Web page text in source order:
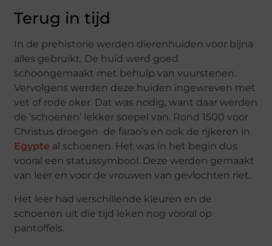
Terug in tijd
In de prehistorie werden dierenhuiden voor bijna
alles gebruikt. De huid werd goed
schoongemaakt met behulp van vuurstenen.
Vervolgens werden deze huiden ingewreven met
vet of rode oker. Dat was nodig, want daar werden
de ‘schoenen’ lekker soepel van. Rond 1500 voor
Christus droegen de farao’s en ook de rijkeren in
Egypte al schoenen. Het was in het begin dus
vooral een statussymbool. Deze werden gemaakt
van leer en voor de vrouwen van gevlochten riet.
Het leer had verschillende kleuren en de
schoenen uit die tijd leken nog vooral op
pantoffels.